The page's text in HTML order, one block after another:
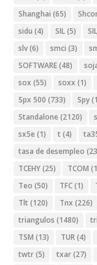
Shanghai (65)
sidu (4) SIL(5)
slv(6) smci (3)
SOFTWARE(48)
sox (55) soxx (1)
Spx 500 (733) Spy
Standalone (2120)
sx5e (1) t (4)
tasa de desempleo
TCEHY(25) TCOM
Teo (50) TFC(1)
Tlt (120) Tnx (226)
triangulos (1480)
TSM (13) TUR(4)
twtr(5) txar(27)